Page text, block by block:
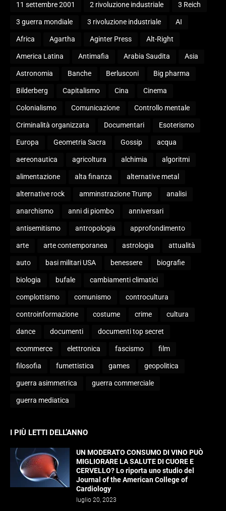
11 settembre 2001 2 rivoluzione industriale 3 Reich
3 guerra mondiale 3 rivoluzione industriale AI
Africa Agartha Aginter Press Alt-Right
America Latina Antimafia Arabia Saudita Asia
Astronomia Banche Berlusconi Big pharma
Bilderberg Capitalismo Cina Cinema
Colonialismo Comunicazione Controllo mentale
Criminalità organizzata Documentari Esoterismo
Europa Geometria Sacra Gossip acqua
aereonautica agricoltura alchimia algoritmi
alimentazione alta finanza alternative metal
alternative rock amminstrazione Trump analisi
anarchismo anni di piombo anniversari
antisemitismo antropologia approfondimento
arte arte contemporanea astrologia attualità
auto basi militari USA benessere biografie
biologia bufale cambiamenti climatici
complottismo comunismo controcultura
controinformazione costume crime cultura
dance documenti documenti top secret
ecommerce elettronica fascismo film
filosofia fumettistica games geopolitica
guerra asimmetrica guerra commerciale
guerra mediatica
I PIÙ LETTI DELL’ANNO
UN MODERATO CONSUMO DI VINO PUÒ
MIGLIORARE LA SALUTE DI CUORE E
CERVELLO? Lo riporta uno studio del
Journal of the American College of
Cardiology
luglio 20, 2023